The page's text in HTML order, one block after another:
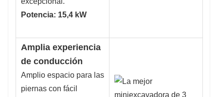
Potencia: 15,4 kW
Amplia experiencia
de conducción
Amplio espacio para las
piernas con fácil